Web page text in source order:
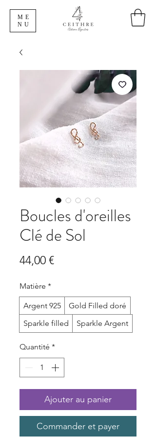
ME
NU
Boucles d'oreilles
Clé de Sol
44,00 €Prix
Matière *
Argent 925
Gold Filled doré
Sparkle filled
Sparkle Argent
Quantité *
Ajouter au panier
Commander et payer